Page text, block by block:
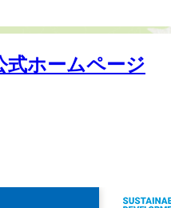
式ホームページ